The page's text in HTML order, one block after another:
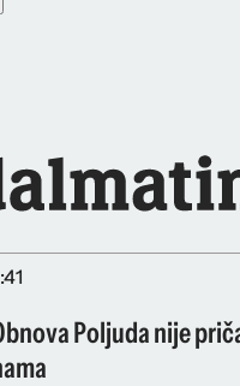
Poljuda nije